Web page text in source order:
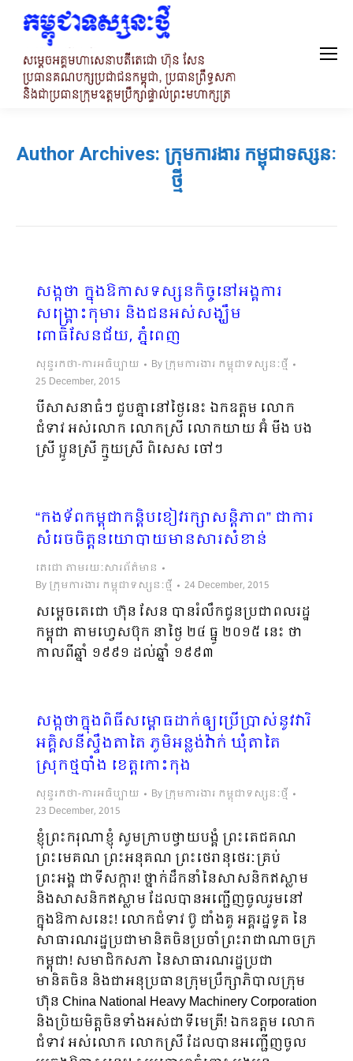
Author Archives: ក្រុមការងារ កម្ពុជាទស្សនៈ
ថ្មី
សង្កថា ក្នុងឱកាសទស្សនកិច្ចនៅអង្គការ
សង្គ្រោះកុមារ និងជនអស់សង្ឃឹម
ពោធិសែនជ័យ, ភ្នំពេញ
សុន្ទរកថា-ការអធិប្បាយ By ក្រុមការងារ កម្ពុជាទស្សនៈថ្មី
25 December, 2015
បីសាសនាធំៗ ជួបគ្នានៅថ្ងៃនេះ ឯកឧត្តម​ លោក
ជំទាវ អស់លោក លោកស្រី លោកយាយ អ៊ំ​ មីង បង
ស្រី ប្អូនស្រី ក្មួយស្រី ពិសេស ចៅៗ
“កងទ័ពកម្ពុជាកន្តិបខៀវរក្សាសន្តិភាព” ជាការ
សំរេចចិត្តនយោបាយមានសារសំខាន់
តេជោ តាមរយៈសារព័ត៌មាន
By ក្រុមការងារ កម្ពុជាទស្សនៈថ្មី 24 December, 2015
សម្តេចតេជោ ហ៊ុន សែន បានរំលឹកជូនប្រជាពលរដ្ឋ
កម្ពុជា តាមហ្វេសប៊ុក នាថ្ងៃ ២៤ ធ្នូ ២០១៥ នេះ ថា​
កាលពីឆ្នាំ ១៩៩១ ដល់ឆ្នាំ ១៩៩៣
សង្កថាក្នុងពិធីសម្ពោធដាក់ឲ្យប្រើប្រាស់នូវវារិ
អគ្គិសនីស្ទឹងតាតៃ ភូមិអន្លង់វ៉ាក់ ឃុំតាតៃ
ស្រុកថ្មបាំង ខេត្តកោះកុង
សុន្ទរកថា-ការអធិប្បាយ By ក្រុមការងារ កម្ពុជាទស្សនៈថ្មី
23 December, 2015
ខ្ញុំព្រះករុណាខ្ញុំ សូមក្រាបថ្វាយបង្គំ ព្រះតេជគណ
ព្រះមេគណ ព្រះអនុគណ ព្រះថេរានុថេរៈគ្រប់
ព្រះអង្គ ជាទីសក្ការ! ថ្នាក់ដឹកនាំនៃសាសនិកឥស្លាម
និងសាសនិកឥស្លាម ដែលបានអញ្ជើញចូលរួមនៅ
ក្នុងឱកាសនេះ! លោកជំទាវ ប៊ូ ជាំងគួ អគ្គរដ្ឋទូត នៃ
សាធារណរដ្ឋប្រជាមានិតចិនប្រចាំព្រះរាជាណាចក្រ
កម្ពុជា! សមាជិកសភា នៃសាធារណរដ្ឋប្រជា
មានិតចិន និងជាអនុប្រធានក្រុមប្រឹក្សាភិបាលក្រុម
ហ៊ុន China National Heavy Machinery Corporation
និងប្រិយមិត្តចិនទាំងអស់ជាទីមេត្រី! ឯកឧត្តម លោក
ជំទាវ អស់លោក លោកស្រី ដែលបានអញ្ជើញចូល